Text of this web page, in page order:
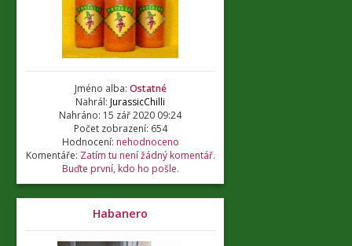
Jméno alba: Ostatné
Nahrál: JurassicChilli
Nahráno: 15 zář 2020 09:24
Počet zobrazení: 654
Hodnocení: nehodnoceno
Komentáře: Zatím tu není žádný komentář.
Buďte první, kdo ho pošle.
Habanero